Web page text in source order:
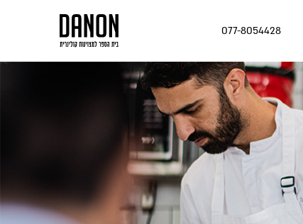
077-8054428